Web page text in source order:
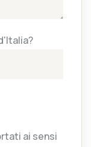
ai sensi